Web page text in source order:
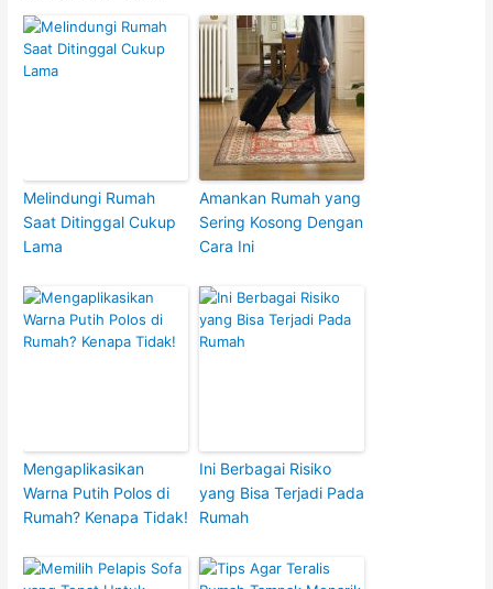
Melindungi Rumah
Saat Ditinggal Cukup
Lama
Amankan Rumah yang
Sering Kosong Dengan
Cara Ini
Mengaplikasikan
Warna Putih Polos di
Rumah? Kenapa Tidak!
Ini Berbagai Risiko
yang Bisa Terjadi Pada
Rumah